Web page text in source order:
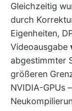
Gleichzeitig
durch
Eigenheiten,
Videoausgabe
abgestimmter
größeren
NVIDIA-GPUs